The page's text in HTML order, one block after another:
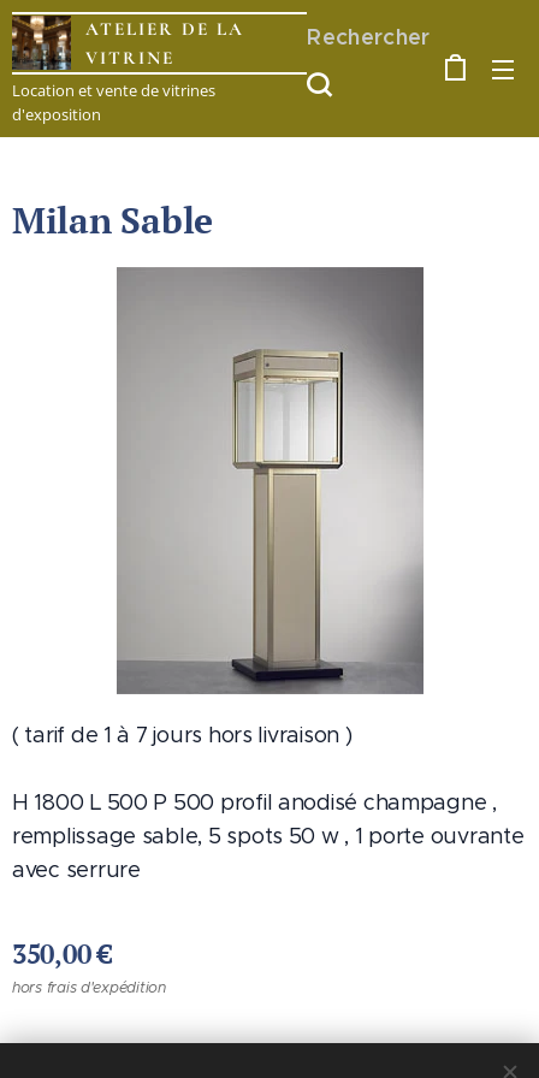
ATELIER DE LA
VITRINE
Location et vente de vitrines
d'exposition
Rechercher
Milan Sable
( tarif de 1 à 7 jours hors livraison )
H 1800 L 500 P 500 profil anodisé champagne ,
remplissage sable, 5 spots 50 w , 1 porte ouvrante
avec serrure
350,00€
hors frais d'expédition